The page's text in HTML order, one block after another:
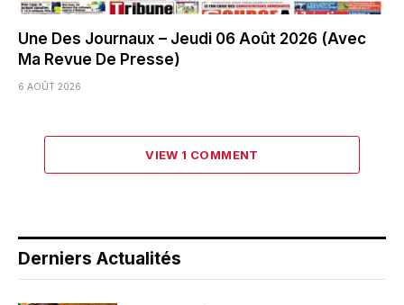
Une Des Journaux – Jeudi 06 Août 2026 (Avec
Ma Revue De Presse)
6 AOÛT 2026
VIEW 1 COMMENT
Derniers Actualités